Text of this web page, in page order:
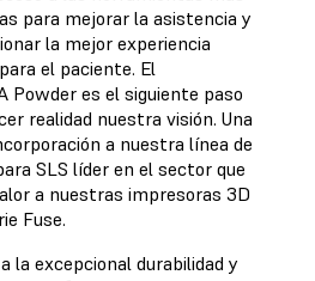
para mejorar la asistencia y
la mejor experiencia
el paciente. El
Powder es el siguiente paso
realidad nuestra visión. Una
a nuestra línea de
SLS líder en el sector que
a nuestras impresoras 3D
Fuse.
la excepcional durabilidad y